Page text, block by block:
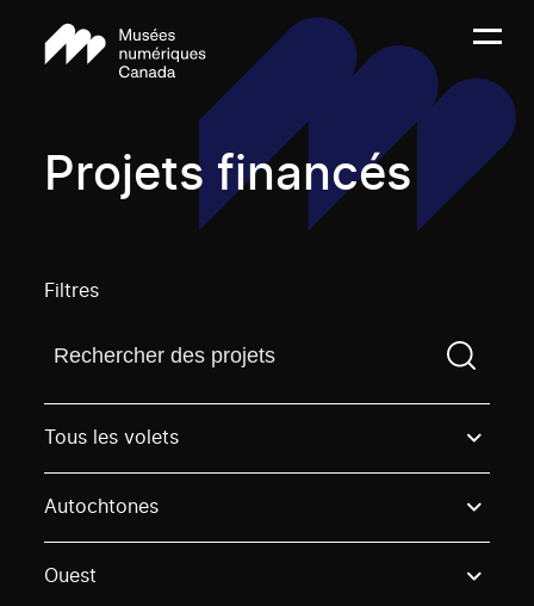
Projets financés
Filtres
Trouvez un projetVous devez saisir un terme de
Tous les volets
Autochtones
Ouest